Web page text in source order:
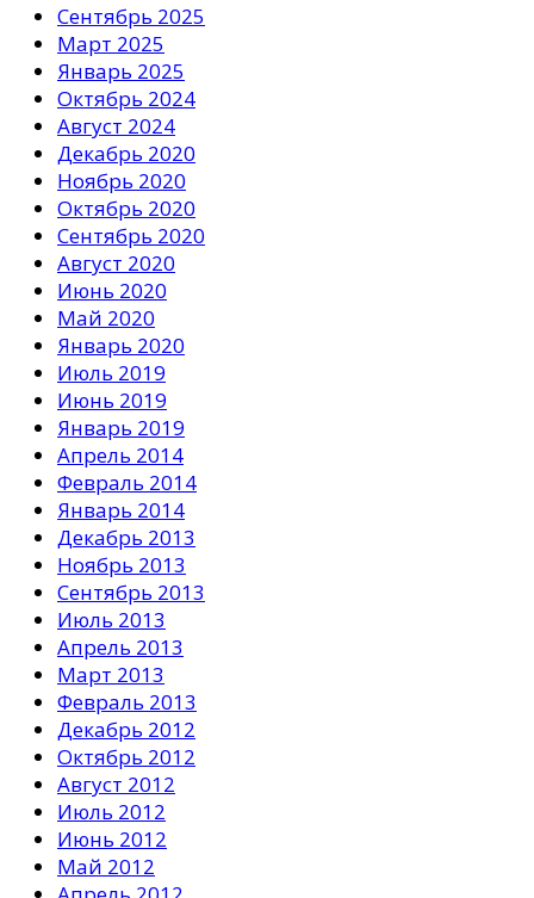
Сентябрь 2025
Март 2025
Январь 2025
Октябрь 2024
Август 2024
Декабрь 2020
Ноябрь 2020
Октябрь 2020
Сентябрь 2020
Август 2020
Июнь 2020
Май 2020
Январь 2020
Июль 2019
Июнь 2019
Январь 2019
Апрель 2014
Февраль 2014
Январь 2014
Декабрь 2013
Ноябрь 2013
Сентябрь 2013
Июль 2013
Апрель 2013
Март 2013
Февраль 2013
Декабрь 2012
Октябрь 2012
Август 2012
Июль 2012
Июнь 2012
Май 2012